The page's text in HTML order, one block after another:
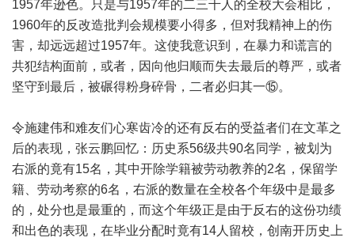
1957年逊色。只是与1957年的二三千人的全校大会相比，
1960年的反改造批判会规模要小得多，但对我精神上的伤
害，却远远超过1957年。这使我意识到，在暴力和谎言的
共犯结构面前，或者，因向他归顺而失去最后的尊严，或者
坚守到最后，被碾得粉身碎骨，二者必归其一⑮。
令施建伟和难友们心寒齿冷的还有反右的受益者们在文革之
后的表现，张云鹏回忆：历史系56级共90名同学，被划为
右派的竟有15名，其中开除学籍被劳动教养的2名，保留学
籍、劳动考察的6名，右派的数量在全校各个年级中是最多
的，处分也是最重的，而这个年级正是由于反右的这份功绩
和出色的表现，在毕业分配时竟有14人留校，创南开历史上